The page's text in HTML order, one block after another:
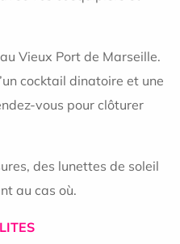
Vieux Port de Marseille.
cocktail dinatoire et une
vous pour clôturer
des lunettes de soleil
au cas où.